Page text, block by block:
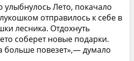
Лето, покачало
отправилось к себе в
лесника. Отдохнуть
соберет новые подарки.
больше повезет»,— думало